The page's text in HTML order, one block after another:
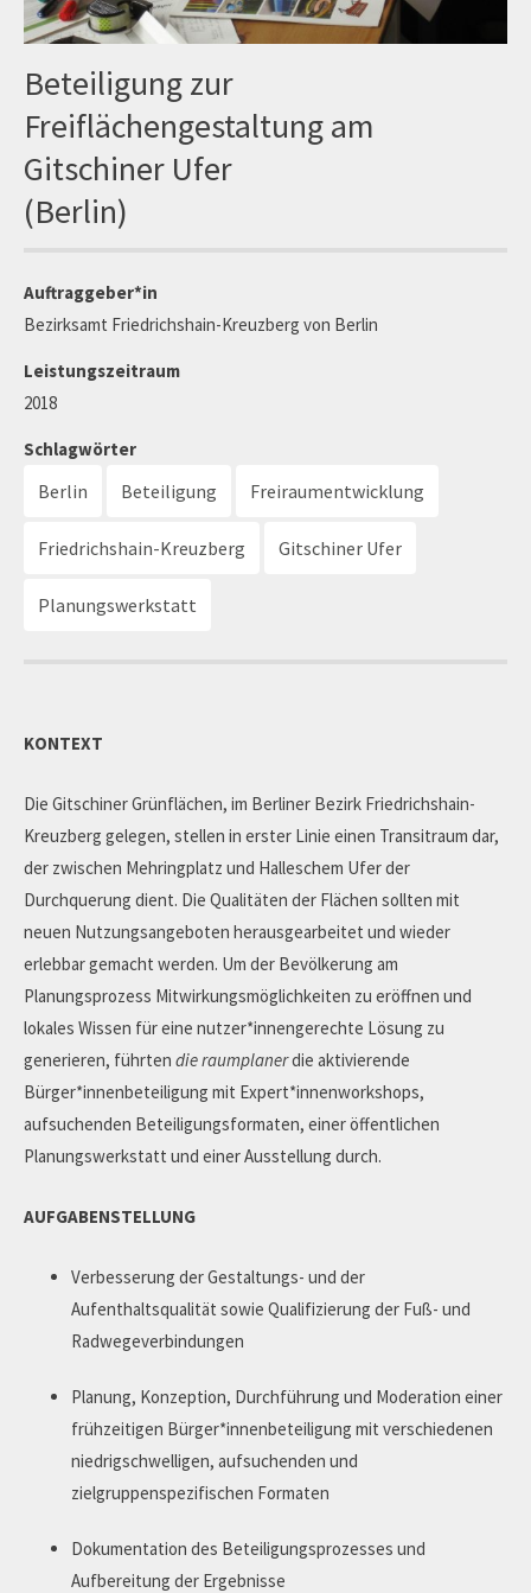
Beteiligung zur
Freiflächengestaltung am
Gitschiner Ufer
(Berlin)
Auftraggeber*in
Bezirksamt Friedrichshain-Kreuzberg von Berlin
Leistungszeitraum
2018
Schlagwörter
Berlin Beteiligung Freiraumentwicklung
Friedrichshain-Kreuzberg Gitschiner Ufer
Planungswerkstatt
KONTEXT
Die Gitschiner Grünflächen, im Berliner Bezirk Friedrichshain-
Kreuzberg gelegen, stellen in erster Linie einen Transitraum dar,
der zwischen Mehringplatz und Halleschem Ufer der
Durchquerung dient. Die Qualitäten der Flächen sollten mit
neuen Nutzungsangeboten herausgearbeitet und wieder
erlebbar gemacht werden. Um der Bevölkerung am
Planungsprozess Mitwirkungsmöglichkeiten zu eröffnen und
lokales Wissen für eine nutzer*innengerechte Lösung zu
generieren, führten die raumplanerdie aktivierende
Bürger*innenbeteiligung mit Expert*innenworkshops,
aufsuchenden Beteiligungsformaten, einer öffentlichen
Planungswerkstatt und einer Ausstellung durch.
AUFGABENSTELLUNG
Verbesserung der Gestaltungs- und der
Aufenthaltsqualität sowie Qualifizierung der Fuß- und
Radwegeverbindungen
Planung, Konzeption, Durchführung und Moderation einer
frühzeitigen Bürger*innenbeteiligung mit verschiedenen
niedrigschwelligen, aufsuchenden und
zielgruppenspezifischen Formaten
Dokumentation des Beteiligungsprozesses und
Aufbereitung der Ergebnisse